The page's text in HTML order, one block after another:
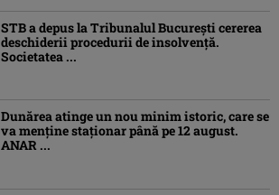
STB a depus la Tribunalul București cererea
deschiderii procedurii de insolvență.
Societatea ...
Dunărea atinge un nou minim istoric, care se
va menține staționar până pe 12 august.
ANAR ...